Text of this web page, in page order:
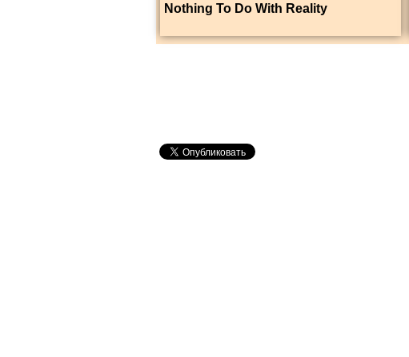
Nothing To Do With Reality